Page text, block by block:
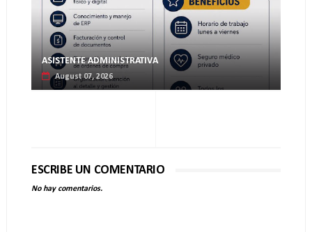
ASISTENTE ADMINISTRATIVA
August 07, 2026
ESCRIBE UN COMENTARIO
No hay comentarios.